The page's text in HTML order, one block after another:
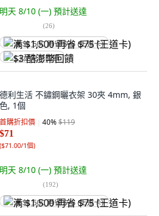
明天 8/10 (一) 預計送達
(26)
满 $1,500 再省 $75 (王道卡)
$3 酷澎幣回饋
德利生活 不鏽鋼曬衣架 30夾 4mm, 銀
色, 1個
首購折扣價 40%$119
$71
($71.00/1個)
明天 8/10 (一) 預計送達
(192)
满 $1,500 再省 $75 (王道卡)